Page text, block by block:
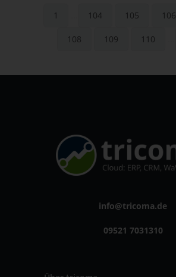
1 104 105 106
108 109 110
info@tricoma.de
09521 7031310